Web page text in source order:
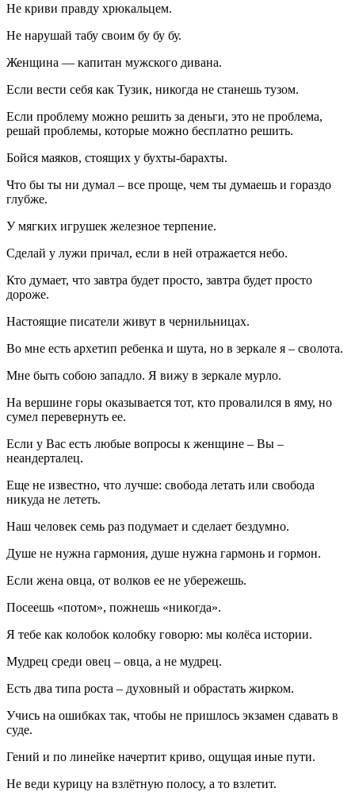
Не криви правду хрюкальцем.
Не нарушай табу своим бу бу бу.
Женщина — капитан мужского дивана.
Если вести себя как Тузик, никогда не станешь тузом.
Если проблему можно решить за деньги, это не проблема,
решай проблемы, которые можно бесплатно решить.
Бойся маяков, стоящих у бухты-барахты.
Что бы ты ни думал – все проще, чем ты думаешь и гораздо
глубже.
У мягких игрушек железное терпение.
Сделай у лужи причал, если в ней отражается небо.
Кто думает, что завтра будет просто, завтра будет просто
дороже.
Настоящие писатели живут в чернильницах.
Во мне есть архетип ребенка и шута, но в зеркале я – сволота.
Мне быть собою западло. Я вижу в зеркале мурло.
На вершине горы оказывается тот, кто провалился в яму, но
сумел перевернуть ее.
Если у Вас есть любые вопросы к женщине – Вы –
неандерталец.
Еще не известно, что лучше: свобода летать или свобода
никуда не лететь.
Наш человек семь раз подумает и сделает бездумно.
Душе не нужна гармония, душе нужна гармонь и гормон.
Если жена овца, от волков ее не убережешь.
Посеешь «потом», пожнешь «никогда».
Я тебе как колобок колобку говорю: мы колёса истории.
Мудрец среди овец – овца, а не мудрец.
Есть два типа роста – духовный и обрастать жирком.
Учись на ошибках так, чтобы не пришлось экзамен сдавать в
суде.
Гений и по линейке начертит криво, ощущая иные пути.
Не веди курицу на взлётную полосу, а то взлетит.